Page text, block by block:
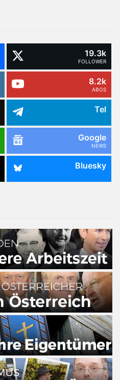
19.3k
FOLLOWER
8.2k
ABOS
Tel
Google
NEWS
Bluesky